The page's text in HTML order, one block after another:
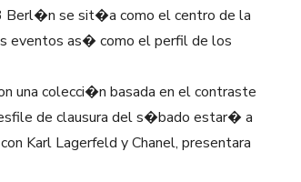
Berl�n se sit�a como el centro de la
eventos as� como el perfil de los
una colecci�n basada en el contraste
de clausura del s�bado estar� a
Karl Lagerfeld y Chanel, presentara